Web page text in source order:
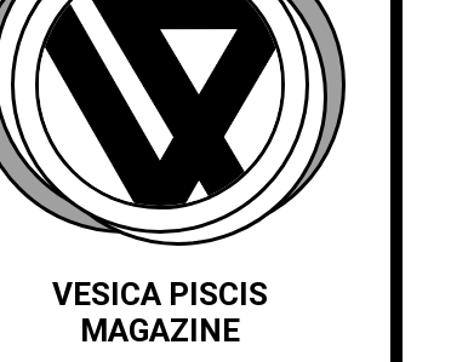
VESICA PISCIS
MAGAZINE